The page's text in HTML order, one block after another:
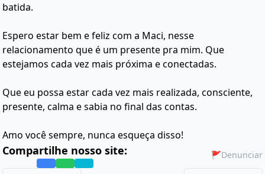
batida.
Espero estar bem e feliz com a Maci, nesse
relacionamento que é um presente pra mim. Que
estejamos cada vez mais próxima e conectadas.
Que eu possa estar cada vez mais realizada, consciente,
presente, calma e sabia no final das contas.
Amo você sempre, nunca esqueça disso!
Compartilhe nosso site: 🚩Denunciar